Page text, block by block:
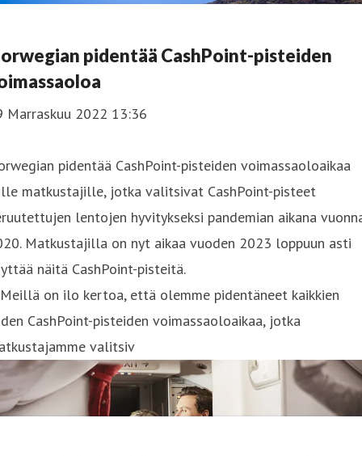
pidentää CashPoint-pisteiden
Marraskuu 2022 13:36
pidentää CashPoint-pisteiden voimassaoloaikaa
matkustajille, jotka valitsivat CashPoint-pisteet
lentojen hyvitykseksi pandemian aikana
Matkustajilla on nyt aikaa vuoden 2023 loppuun asti
näitä CashPoint-pisteitä.
on ilo kertoa, että olemme pidentäneet kaikkien
CashPoint-pisteiden voimassaoloaikaa, jotka
valitsiv